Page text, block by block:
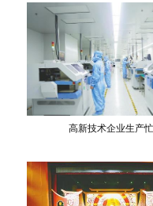
高新技术企业生产忙